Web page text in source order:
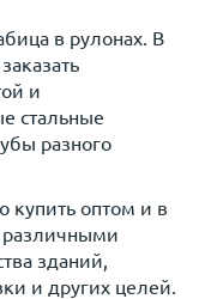
в рулонах. В
и
стальные
разного
купить оптом и в
различными
зданий,
и других целей.